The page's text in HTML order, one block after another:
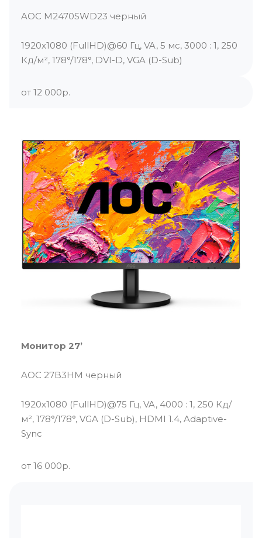
AOC M2470SWD23 черный
1920x1080 (FullHD)@60 Гц, VA, 5 мс, 3000 : 1, 250
Кд/м², 178°/178°, DVI-D, VGA (D-Sub)
от 12 000р.
Монитор 27’
AOC 27B3HM черный
1920x1080 (FullHD)@75 Гц, VA, 4000 : 1, 250 Кд/
м², 178°/178°, VGA (D-Sub), HDMI 1.4, Adaptive-
Sync
от 16 000р.